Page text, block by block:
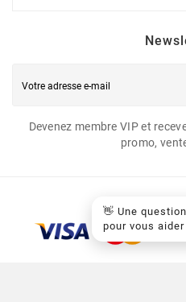
Devenez membre VIP et
promo,
👋 Une
pour vous aider